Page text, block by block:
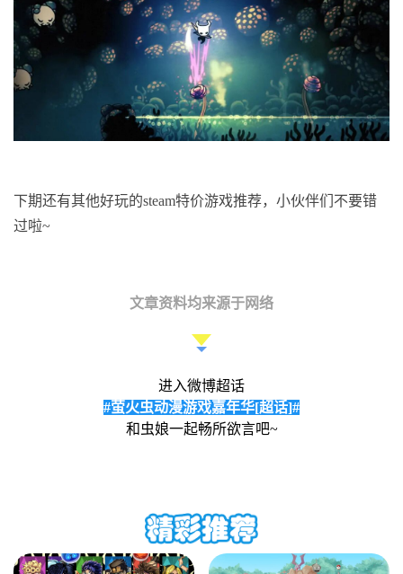
下期还有其他好玩的steam特价游戏推荐，小伙伴们不要错
过啦~
文章资料均来源于网络
进入微博超话
#萤火虫动漫游戏嘉年华[超话]#
和虫娘一起畅所欲言吧~